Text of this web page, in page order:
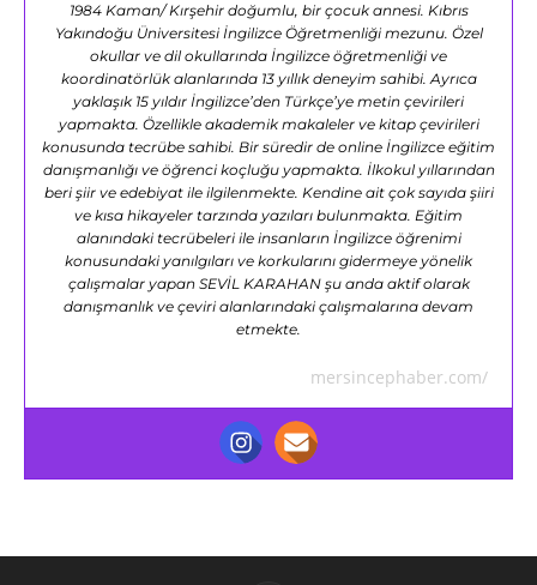
1984 Kaman/ Kırşehir doğumlu, bir çocuk annesi. Kıbrıs
Yakındoğu Üniversitesi İngilizce Öğretmenliği mezunu. Özel
okullar ve dil okullarında İngilizce öğretmenliği ve
koordinatörlük alanlarında 13 yıllık deneyim sahibi. Ayrıca
yaklaşık 15 yıldır İngilizce’den Türkçe’ye metin çevirileri
yapmakta. Özellikle akademik makaleler ve kitap çevirileri
konusunda tecrübe sahibi. Bir süredir de online İngilizce eğitim
danışmanlığı ve öğrenci koçluğu yapmakta. İlkokul yıllarından
beri şiir ve edebiyat ile ilgilenmekte. Kendine ait çok sayıda şiiri
ve kısa hikayeler tarzında yazıları bulunmakta. Eğitim
alanındaki tecrübeleri ile insanların İngilizce öğrenimi
konusundaki yanılgıları ve korkularını gidermeye yönelik
çalışmalar yapan SEVİL KARAHAN şu anda aktif olarak
danışmanlık ve çeviri alanlarındaki çalışmalarına devam
etmekte.
mersincephaber.com/